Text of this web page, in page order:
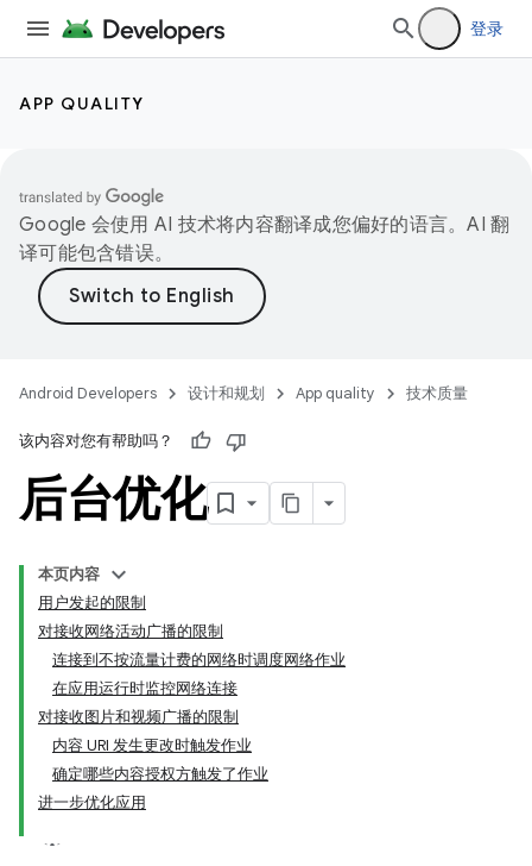
登录
APP QUALITY
Google 会使用 AI 技术将内容翻译成您偏好的语言。AI 翻
译可能包含错误。
Android Developers 设计和规划 App quality 技术质量
该内容对您有帮助吗？
后台优化
本页内容
用户发起的限制
对接收网络活动广播的限制
连接到不按流量计费的网络时调度网络作业
在应用运行时监控网络连接
对接收图片和视频广播的限制
内容 URI 发生更改时触发作业
确定哪些内容授权方触发了作业
进一步优化应用